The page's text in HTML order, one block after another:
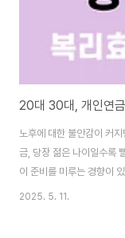
20대 30대, 개인연
노후에 대한 불안감이 커
금, 당장 젊은 나이일수록
이 준비를 미루는 경향이
빨리 시작해야 하는지를
2025. 5. 11.